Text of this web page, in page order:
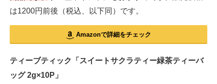
は1200円前後（税込、以下同）です。
Amazonで詳細をチェック
ティーブティック「スイートサクラティー緑茶ティーバ
ッグ 2g×10P」